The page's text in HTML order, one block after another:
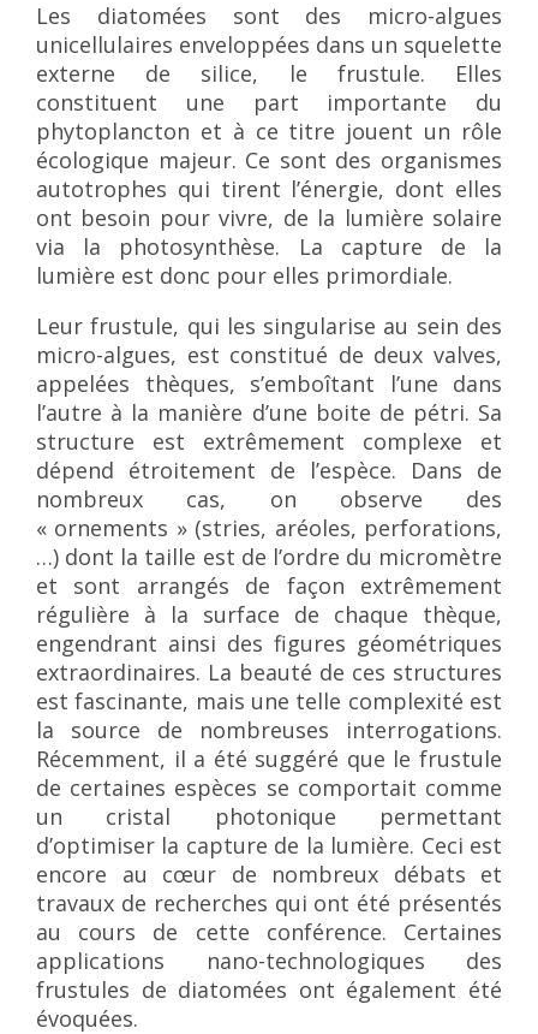
Les diatomées sont des micro-algues
unicellulaires enveloppées dans un squelette
externe de silice, le frustule. Elles
constituent une part importante du
phytoplancton et à ce titre jouent un rôle
écologique majeur. Ce sont des organismes
autotrophes qui tirent l’énergie, dont elles
ont besoin pour vivre, de la lumière solaire
via la photosynthèse. La capture de la
lumière est donc pour elles primordiale.
Leur frustule, qui les singularise au sein des
micro-algues, est constitué de deux valves,
appelées thèques, s’emboîtant l’une dans
l’autre à la manière d’une boite de pétri. Sa
structure est extrêmement complexe et
dépend étroitement de l’espèce. Dans de
nombreux cas, on observe des
« ornements » (stries, aréoles, perforations,
…) dont la taille est de l’ordre du micromètre
et sont arrangés de façon extrêmement
régulière à la surface de chaque thèque,
engendrant ainsi des figures géométriques
extraordinaires. La beauté de ces structures
est fascinante, mais une telle complexité est
la source de nombreuses interrogations.
Récemment, il a été suggéré que le frustule
de certaines espèces se comportait comme
un cristal photonique permettant
d’optimiser la capture de la lumière. Ceci est
encore au cœur de nombreux débats et
travaux de recherches qui ont été présentés
au cours de cette conférence. Certaines
applications nano-technologiques des
frustules de diatomées ont également été
évoquées.